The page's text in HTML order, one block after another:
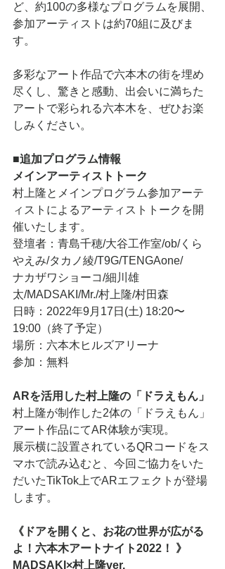
ど、約100の多様なプログラムを展開、
参加アーティストは約70組に及びま
す。
多彩なアート作品で六本木の街を埋め
尽くし、驚きと感動、出会いに満ちた
アートで彩られる六本木を、ぜひお楽
しみください。
■追加プログラム情報
メインアーティストトーク
村上隆とメインプログラム参加アーテ
ィストによるアーティストトークを開
催いたします。
登壇者：青島千穂/大谷工作室/ob/くら
やえみ/タカノ綾/T9G/TENGAone/
ナカザワショーコ/細川雄
太/MADSAKI/Mr./村上隆/村田森
日時：2022年9月17日(土) 18:20〜
19:00（終了予定）
場所：六本木ヒルズアリーナ
参加：無料
ARを活用した村上隆の「ドラえもん」
村上隆が制作した2体の「ドラえもん」
アート作品にてAR体験が実現。
展示横に設置されているQRコードをス
マホで読み込むと、今回ご協力をいた
だいたTikTok上でARエフェクトが登場
します。
《ドアを開くと、お花の世界が広がる
よ！六本木アートナイト2022！ 》
MADSAKI×村上隆ver.